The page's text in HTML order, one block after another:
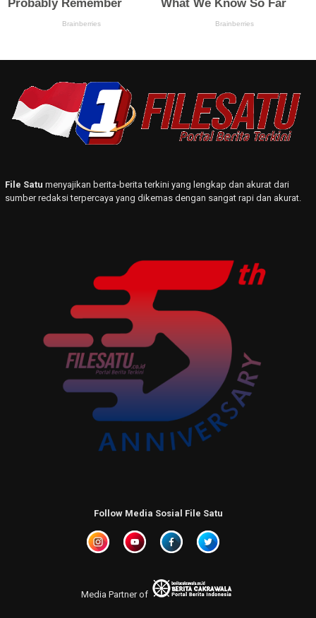
File Satu menyajikan berita-berita terkini yang lengkap dan akurat dari
sumber redaksi terpercaya yang dikemas dengan sangat rapi dan akurat.
Follow Media Sosial File Satu
Media Partner of